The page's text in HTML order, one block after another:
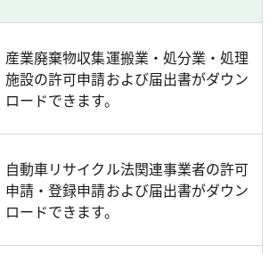
産業廃棄物収集運搬業・処分業・処理
施設の許可申請および届出書がダウン
ロードできます。
自動車リサイクル法関連事業者の許可
申請・登録申請および届出書がダウン
ロードできます。